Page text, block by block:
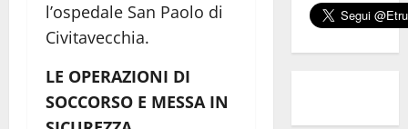
l’ospedale San Paolo di
Civitavecchia.
LE OPERAZIONI DI
SOCCORSO E MESSA IN